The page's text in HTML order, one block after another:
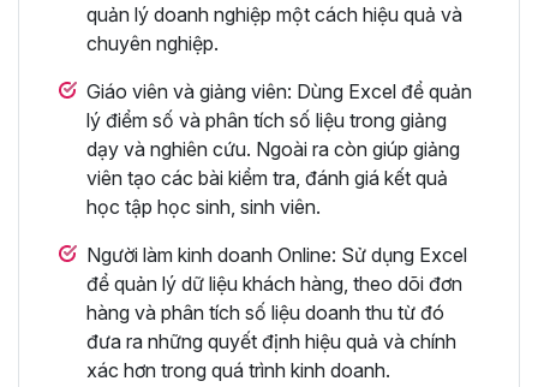
quản lý doanh nghiệp một cách hiệu quả và
chuyên nghiệp.
Giáo viên và giảng viên: Dùng Excel để quản
lý điểm số và phân tích số liệu trong giảng
dạy và nghiên cứu. Ngoài ra còn giúp giảng
viên tạo các bài kiểm tra, đánh giá kết quả
học tập học sinh, sinh viên.
Người làm kinh doanh Online: Sử dụng Excel
để quản lý dữ liệu khách hàng, theo dõi đơn
hàng và phân tích số liệu doanh thu từ đó
đưa ra những quyết định hiệu quả và chính
xác hơn trong quá trình kinh doanh.